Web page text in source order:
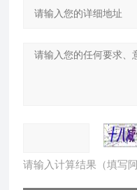
请输入计算结果（填写